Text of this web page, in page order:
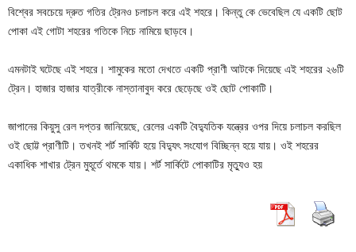
বিশ্বের সবচেয়ে দ্রুত গতির ট্রেনও চলাচল করে এই শহরে। কিন্তু কে ভেবেছিল যে একটি ছোট
পোকা এই গোটা শহরের গতিকে নিচে নামিয়ে ছাড়বে।
এমনটাই ঘটেছে এই শহরে। শামুকের মতো দেখতে একটি প্রাণী আটকে দিয়েছে এই শহরের ২৬টি
ট্রেন। হাজার হাজার যাত্রীকে নাস্তানাবুদ করে ছেড়েছে ওই ছোট পোকাটি।
জাপানের কিয়ুসু রেল দপ্তর জানিয়েছে, রেলের একটি বৈদ্যুতিক যন্ত্রের ওপর দিয়ে চলাচল করছিল
ওই ছোট্ট প্রাণীটি। তখনই শর্ট সার্কিট হয়ে বিদ্যুৎ সংযোগ বিচ্ছিন্ন হয়ে যায়। ওই শহরের
একাধিক শাখার ট্রেন মুহূর্তে থমকে যায়। শর্ট সার্কিটে পোকাটির মৃত্যুও হয়